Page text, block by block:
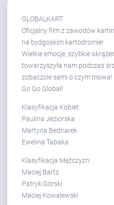
GLOBALKART
Oficjalny film z zawodów
na bydgoskim kartodromie!
Wielkie emocje, szybkie
towarzyszyła nam podczas
zobaczcie sami o czym mowa!
Go Go Global!
Klasyfikacja Kobiet:
Paulina Jeziorska
Martyna Bednarek
Ewelina Tabaka
Klasyfikacja Mężczyzn:
Maciej Bartz
Patryk Górski
Maciej Kowalewski